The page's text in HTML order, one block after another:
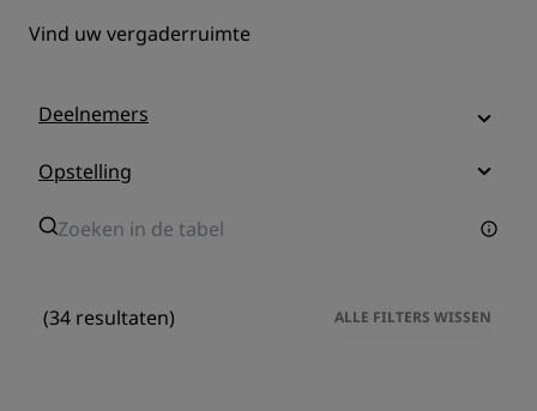
Vind uw vergaderruimte
Deelnemers
Opstelling
(34 resultaten) ALLE FILTERS WISSEN